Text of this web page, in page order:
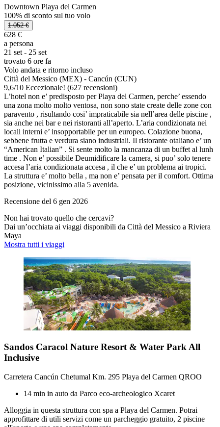
Downtown Playa del Carmen
100% di sconto sul tuo volo
1.052 €
628 €
a persona
21 set - 25 set
trovato 6 ore fa
Volo andata e ritorno incluso
Città del Messico (MEX) - Cancún (CUN)
9,6/10 Eccezionale! (627 recensioni)
L’hotel non e’ predisposto per Playa del Carmen, perche’ essendo
una zona molto molto ventosa, non sono state create delle zone con
paravento , risultando cosi’ impraticabile sia nell’area delle piscine ,
sia anche nei bar e nei ristoranti all’aperto. L’aria condizionata nei
locali interni e’ insopportabile per un europeo. Colazione buona,
sebbene frutta e verdura siano industriali. Il ristorante otaliano e’ un
“American Italian” . Si sente molto la mancanza di un buffet al lunh
time . Non e’ possibile Deumidificare la camera, si puo’ solo tenere
accesa l’aria condizionata accesa , il che e’ un problema ai tropici.
La struttura e’ molto bella , ma non e’ pensata per il comfort. Ottima
posizione, vicinissimo alla 5 avenida.
Recensione del 6 gen 2026
Non hai trovato quello che cercavi?
Dai un’occhiata ai viaggi disponibili da Città del Messico a Riviera
Maya
Mostra tutti i viaggi
Sandos Caracol Nature Resort & Water Park All
Inclusive
Carretera Cancún Chetumal Km. 295 Playa del Carmen QROO
14 min in auto da Parco eco-archeologico Xcaret
Alloggia in questa struttura con spa a Playa del Carmen. Potrai
approfittare di utili servizi come un parcheggio gratuito, 2 piscine